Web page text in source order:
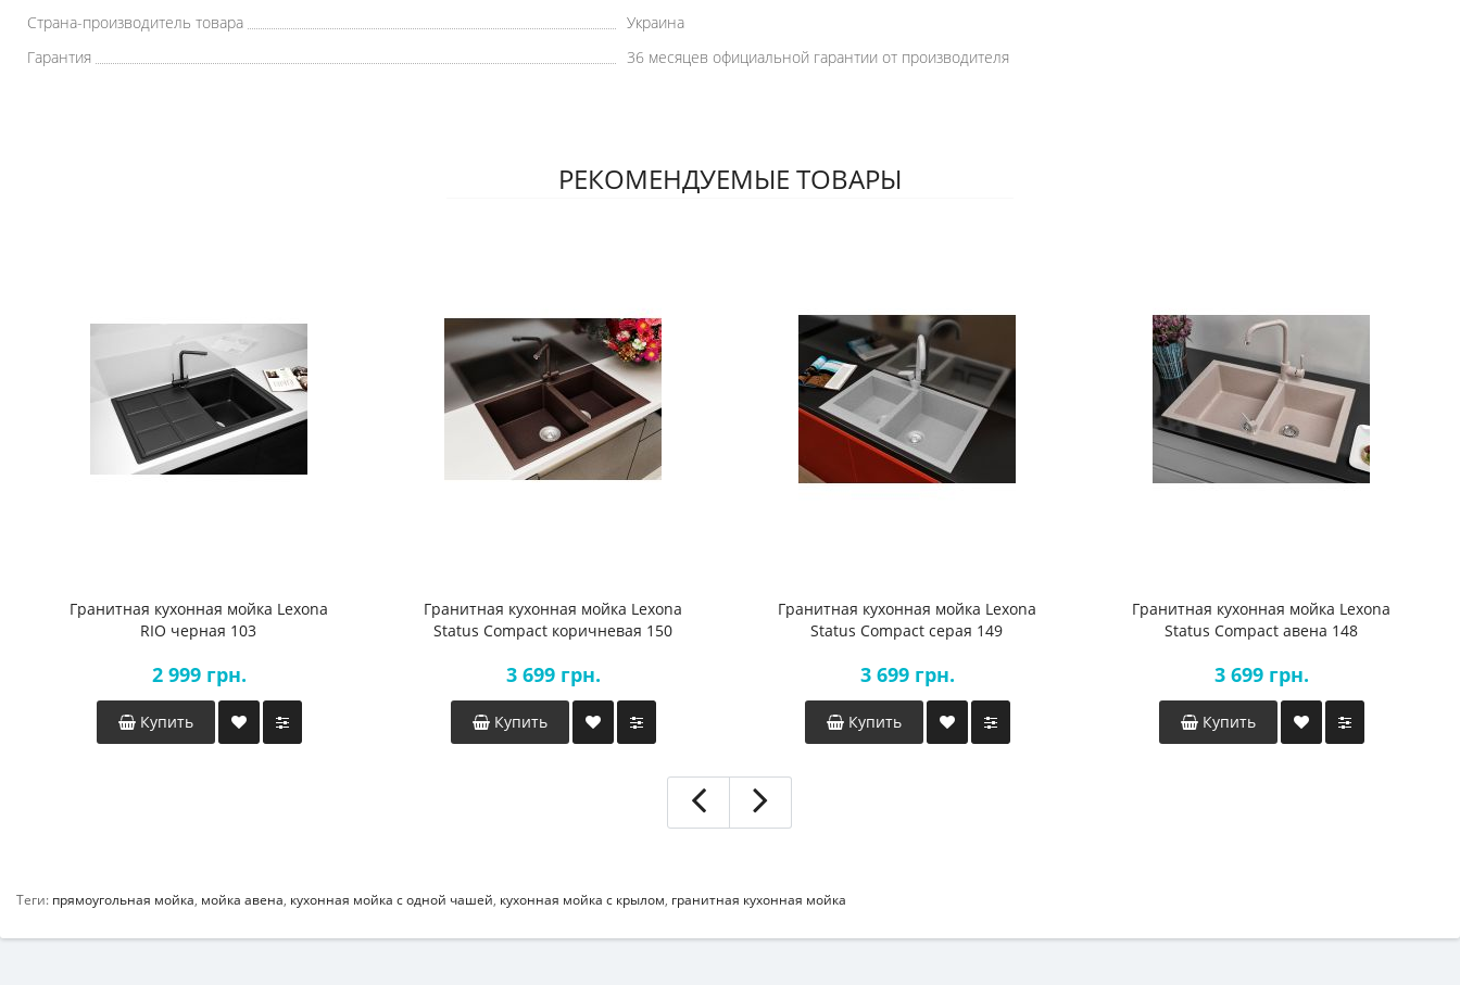
Страна-производитель товара
Украина
Гарантия
36 месяцев официальной гарантии от производителя
РЕКОМЕНДУЕМЫЕ ТОВАРЫ
Гранитная кухонная мойка Lexona
RIO черная 103
2 999 грн.
Купить
Гранитная кухонная мойка Lexona
Status Compact коричневая 150
3 699 грн.
Купить
Гранитная кухонная мойка Lexona
Status Compact серая 149
3 699 грн.
Купить
Гранитная кухонная мойка Lexona
Status Compact авена 148
3 699 грн.
Купить
Теги: прямоугольная мойка, мойка авена, кухонная мойка с одной чашей, кухонная мойка с крылом, гранитная кухонная мойка